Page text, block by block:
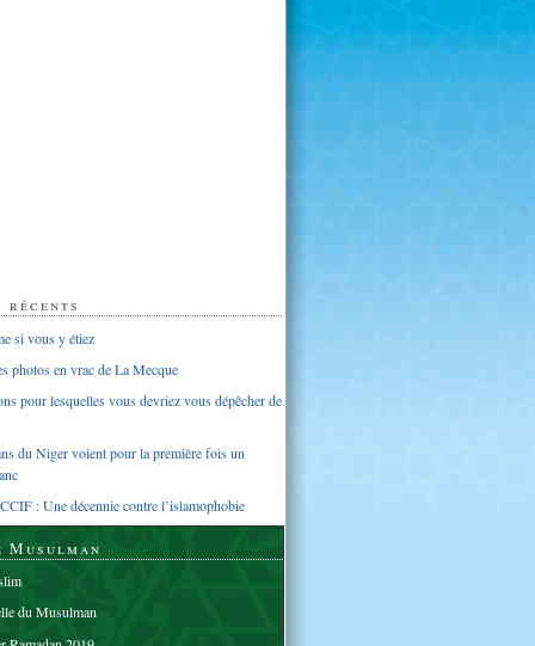
si vous y étiez
photos en vrac de La Mecque
pour lesquelles vous devriez vous dépêcher de
du Niger voient pour la première fois un
: Une décennie contre l’islamophobie
Musulman
du Musulman